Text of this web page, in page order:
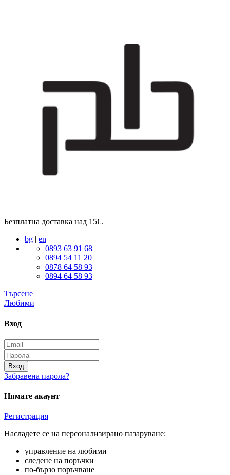
Безплатна доставка над 15€.
bg | en
0893 63 91 68
0894 54 11 20
0878 64 58 93
0894 64 58 93
Търсене
Любими
Вход
Вход
Забравена парола?
Нямате акаунт
Регистрация
Насладете се на персонализирано пазаруване:
управление на любими
следене на поръчки
по-бързо поръчване